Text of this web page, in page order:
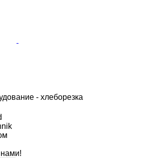
- хлеборезка